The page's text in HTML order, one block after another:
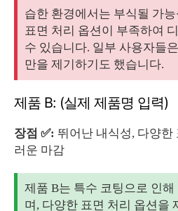
습한 환경에서는 부식될 가
표면 처리 옵션이 부족하여
수 있습니다. 일부 사용자들
만을 제기하기도 했습니다.
제품 B: (실제 제품명 입력)
장점 ✅: 뛰어난 내식성, 다양한
러운 마감
제품 B는 특수 코팅으로 인
며, 다양한 표면 처리 옵션을